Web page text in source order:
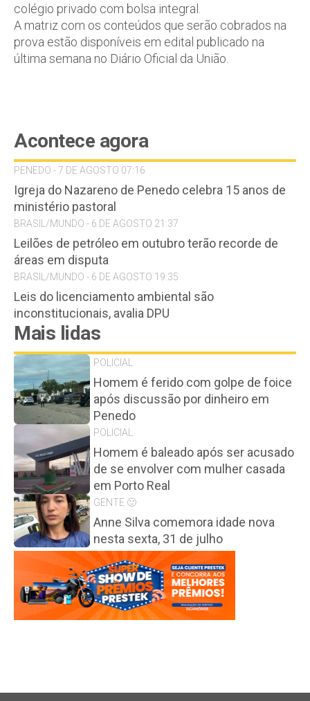
colégio privado com bolsa integral.
A matriz com os conteúdos que serão cobrados na
prova estão disponíveis em edital publicado na
última semana no Diário Oficial da União.
Acontece agora
PENEDO - 7 DE AGOSTO 07:16
Igreja do Nazareno de Penedo celebra 15 anos de
ministério pastoral
BRASIL/MUNDO - 6 DE AGOSTO 21:37
Leilões de petróleo em outubro terão recorde de
áreas em disputa
BRASIL/MUNDO - 6 DE AGOSTO 19:35
Leis do licenciamento ambiental são
inconstitucionais, avalia DPU
Mais lidas
POLICIAL
Homem é ferido com golpe de foice
após discussão por dinheiro em
Penedo
POLICIAL
Homem é baleado após ser acusado
de se envolver com mulher casada
em Porto Real
GENTE 🙂
Anne Silva comemora idade nova
nesta sexta, 31 de julho